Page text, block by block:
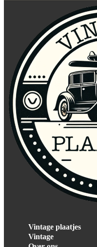
Vintage plaatjes
Vintage